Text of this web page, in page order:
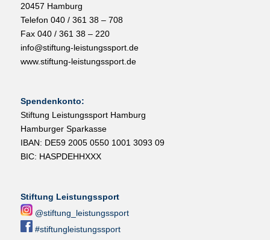
20457 Hamburg
Telefon 040 / 361 38 – 708
Fax 040 / 361 38 – 220
info@stiftung-leistungssport.de
www.stiftung-leistungssport.de
Spendenkonto:
Stiftung Leistungssport Hamburg
Hamburger Sparkasse
IBAN: DE59 2005 0550 1001 3093 09
BIC: HASPDEHHXXX
Stiftung Leistungssport
@stiftung_leistungssport
#stiftungleistungssport